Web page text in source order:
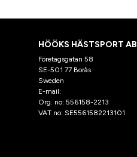
HÖÖKS HÄSTSPORT AB
Företagsgatan 58
SE-501 77 Borås
Sweden
E-mail:
Org. no: 556158-2213
VAT no: SE5561582213101